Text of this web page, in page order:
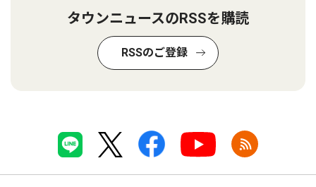
タウンニュースのRSSを購読
RSSのご登録